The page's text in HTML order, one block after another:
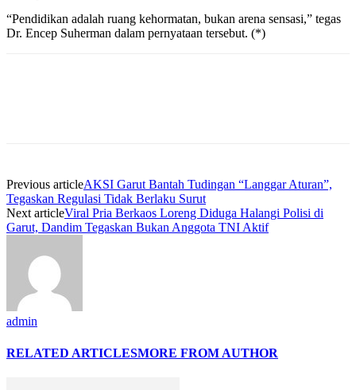
“Pendidikan adalah ruang kehormatan, bukan arena sensasi,” tegas
Dr. Encep Suherman dalam pernyataan tersebut. (*)
Previous articleAKSI Garut Bantah Tudingan “Langgar Aturan”,
Tegaskan Regulasi Tidak Berlaku Surut
Next articleViral Pria Berkaos Loreng Diduga Halangi Polisi di
Garut, Dandim Tegaskan Bukan Anggota TNI Aktif
admin
RELATED ARTICLESMORE FROM AUTHOR